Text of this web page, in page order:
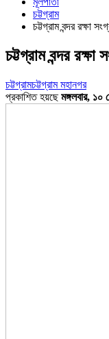
চট্টগ্রাম
চট্টগ্রাম বন্দর রক্ষা
চট্টগ্রাম বন্দর
চট্টগ্রামচট্টগ্রাম মহানগর
প্রকাশিত হয়ছেমঙ্গলবার, ১০